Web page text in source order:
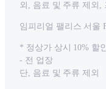
외, 음료 및 주류 제외,
임피리얼 팰리스 서울
* 정상가 상시 10% 할
- 전 업장
단, 음료 및 주류 제외